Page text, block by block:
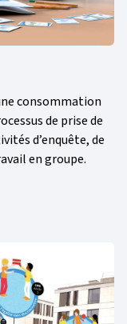
consommation
de prise de
d’enquête, de
en groupe.